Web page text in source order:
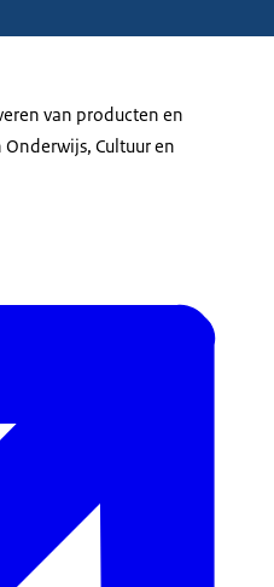
van producten en
Cultuur en